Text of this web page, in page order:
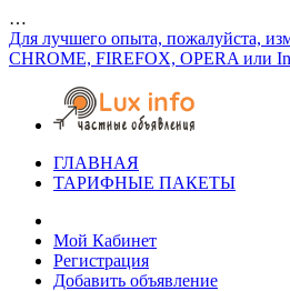
…
Для лучшего опыта, пожалуйста,
CHROME, FIREFOX, OPERA или
ГЛАВНАЯ
ТАРИФНЫЕ ПАКЕТЫ
Мой Кабинет
Регистрация
Добавить объявление